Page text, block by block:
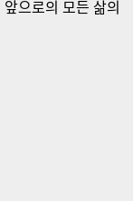
으로의 모든 삶의